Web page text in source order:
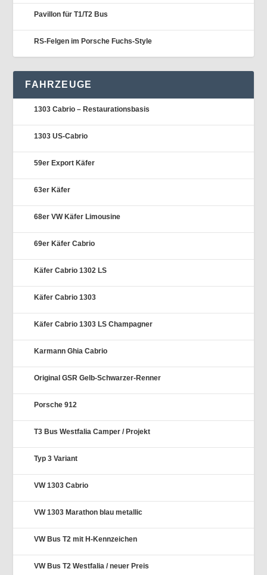
Pavillon für T1/T2 Bus
RS-Felgen im Porsche Fuchs-Style
FAHRZEUGE
1303 Cabrio – Restaurationsbasis
1303 US-Cabrio
59er Export Käfer
63er Käfer
68er VW Käfer Limousine
69er Käfer Cabrio
Käfer Cabrio 1302 LS
Käfer Cabrio 1303
Käfer Cabrio 1303 LS Champagner
Karmann Ghia Cabrio
Original GSR Gelb-Schwarzer-Renner
Porsche 912
T3 Bus Westfalia Camper / Projekt
Typ 3 Variant
VW 1303 Cabrio
VW 1303 Marathon blau metallic
VW Bus T2 mit H-Kennzeichen
VW Bus T2 Westfalia / neuer Preis